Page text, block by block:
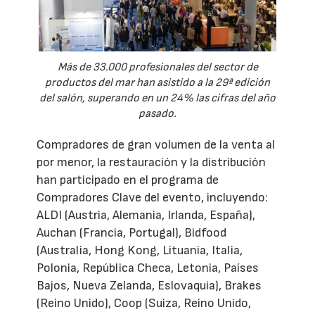
Más de 33.000 profesionales del sector de
productos del mar han asistido a la 29ª edición
del salón, superando en un 24% las cifras del año
pasado.
Compradores de gran volumen de la venta al
por menor, la restauración y la distribución
han participado en el programa de
Compradores Clave del evento, incluyendo:
ALDI (Austria, Alemania, Irlanda, España),
Auchan (Francia, Portugal), Bidfood
(Australia, Hong Kong, Lituania, Italia,
Polonia, República Checa, Letonia, Países
Bajos, Nueva Zelanda, Eslovaquia), Brakes
(Reino Unido), Coop (Suiza, Reino Unido,